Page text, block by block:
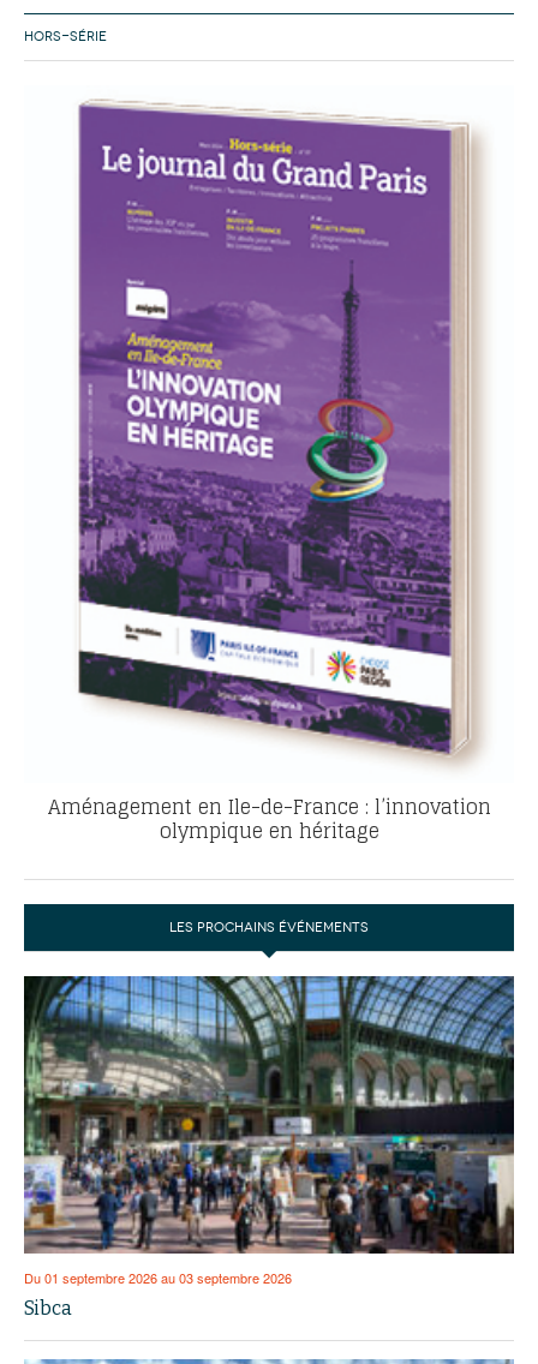
HORS-SÉRIE
Aménagement en Ile-de-France : l’innovation
olympique en héritage
LES PROCHAINS ÉVÉNEMENTS
Du 01 septembre 2026 au 03 septembre 2026
Sibca